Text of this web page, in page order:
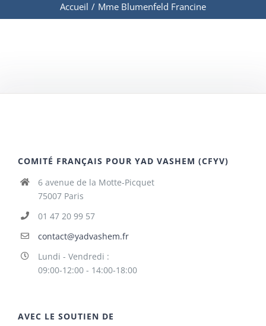
Accueil / Mme Blumenfeld Francine
COMITÉ FRANÇAIS POUR YAD VASHEM (CFYV)
6 avenue de la Motte-Picquet
75007 Paris
01 47 20 99 57
contact@yadvashem.fr
Lundi - Vendredi :
09:00-12:00 - 14:00-18:00
AVEC LE SOUTIEN DE